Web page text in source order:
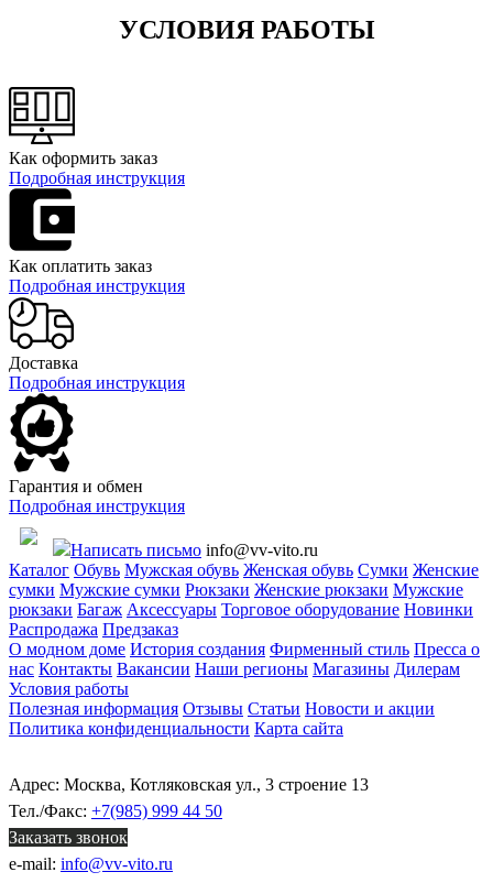
УСЛОВИЯ РАБОТЫ
Как оформить заказ
Подробная инструкция
Как оплатить заказ
Подробная инструкция
Доставка
Подробная инструкция
Гарантия и обмен
Подробная инструкция
Написать письмо info@vv-vito.ru
Каталог Обувь Мужская обувь Женская обувь Сумки Женские
сумки Мужские сумки Рюкзаки Женские рюкзаки Мужские
рюкзаки Багаж Аксессуары Торговое оборудование Новинки
Распродажа Предзаказ
О модном доме История создания Фирменный стиль Пресса о
нас Контакты Вакансии Наши регионы Магазины Дилерам
Условия работы
Полезная информация Отзывы Статьи Новости и акции
Политика конфиденциальности Карта сайта
Адрес: Москва, Котляковская ул., 3 строение 13
Тел./Факс: +7(985) 999 44 50
Заказать звонок
e-mail: info@vv-vito.ru